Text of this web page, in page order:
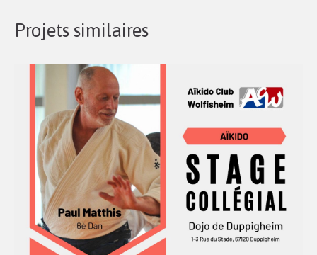
Projets similaires